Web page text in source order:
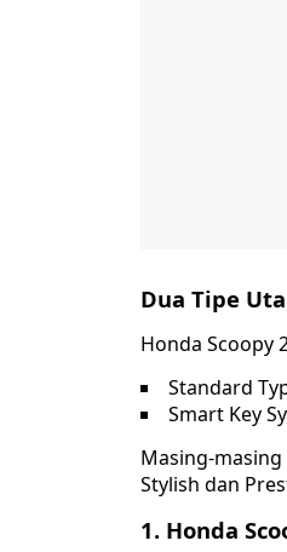
Dua Tipe
Honda Scoopy
Standard
Smart Key
Masing-
Stylish dan
1. Honda